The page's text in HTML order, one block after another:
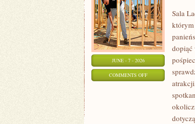
JUNE - 7 - 2026
COMMENTS OFFON
DEKORACJE
ARANŻACJE
Sala
którym
dopiąć